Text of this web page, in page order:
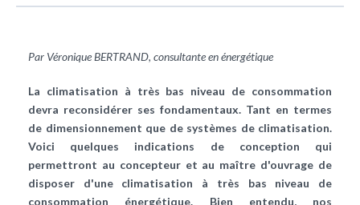
Par Véronique BERTRAND, consultante en énergétique
La climatisation à très bas niveau de consommation
devra reconsidérer ses fondamentaux. Tant en termes
de dimensionnement que de systèmes de climatisation.
Voici quelques indications de conception qui
permettront au concepteur et au maître d'ouvrage de
disposer d'une climatisation à très bas niveau de
consommation énergétique. Bien entendu, nos